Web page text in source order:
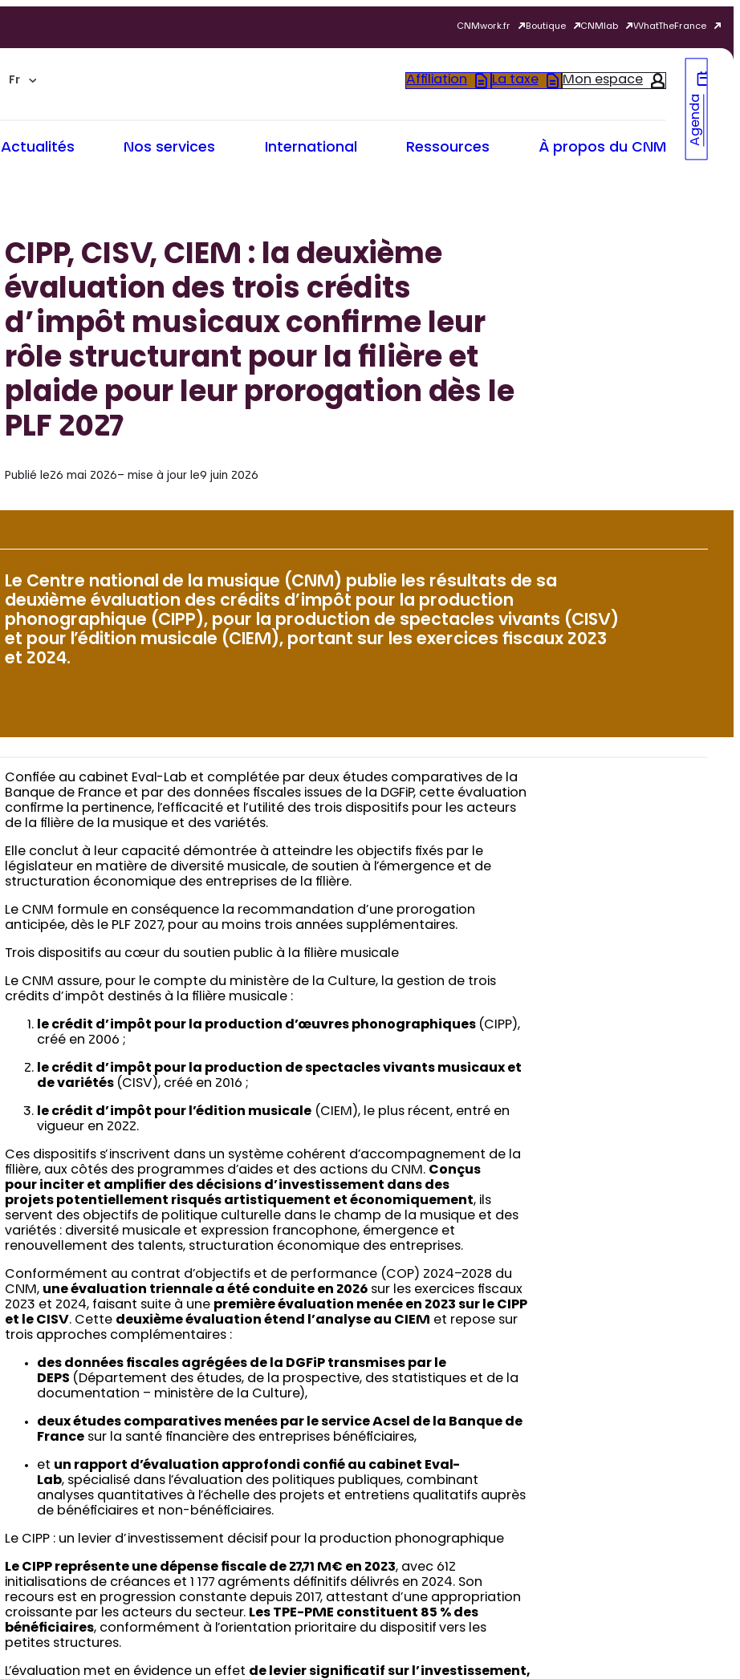
CNMwork.fr Boutique CNMlab WhatTheFrance
Fr Affiliation La taxe Mon espace
Actualités Nos services International Ressources À propos du CNM
Agenda
CIPP, CISV, CIEM : la deuxième
évaluation des trois crédits
d’impôt musicaux confirme leur
rôle structurant pour la filière et
plaide pour leur prorogation dès le
PLF 2027
Publié le26 mai 2026– mise à jour le9 juin 2026
Le Centre national de la musique (CNM) publie les résultats de sa
deuxième évaluation des crédits d’impôt pour la production
phonographique (CIPP), pour la production de spectacles vivants (CISV)
et pour l’édition musicale (CIEM), portant sur les exercices fiscaux 2023
et 2024.
Confiée au cabinet Eval-Lab et complétée par deux études comparatives de la
Banque de France et par des données fiscales issues de la DGFiP, cette évaluation
confirme la pertinence, l’efficacité et l’utilité des trois dispositifs pour les acteurs
de la filière de la musique et des variétés.
Elle conclut à leur capacité démontrée à atteindre les objectifs fixés par le
législateur en matière de diversité musicale, de soutien à l’émergence et de
structuration économique des entreprises de la filière.
Le CNM formule en conséquence la recommandation d’une prorogation
anticipée, dès le PLF 2027, pour au moins trois années supplémentaires.
Trois dispositifs au cœur du soutien public à la filière musicale
Le CNM assure, pour le compte du ministère de la Culture, la gestion de trois
crédits d’impôt destinés à la filière musicale :
le crédit d’impôt pour la production d’œuvres phonographiques (CIPP),
créé en 2006 ;
le crédit d’impôt pour la production de spectacles vivants musicaux et
de variétés (CISV), créé en 2016 ;
le crédit d’impôt pour l’édition musicale (CIEM), le plus récent, entré en
vigueur en 2022.
Ces dispositifs s’inscrivent dans un système cohérent d’accompagnement de la
filière, aux côtés des programmes d’aides et des actions du CNM. Conçus
pour inciter et amplifier des décisions d’investissement dans des
projets potentiellement risqués artistiquement et économiquement, ils
servent des objectifs de politique culturelle dans le champ de la musique et des
variétés : diversité musicale et expression francophone, émergence et
renouvellement des talents, structuration économique des entreprises.
Conformément au contrat d’objectifs et de performance (COP) 2024–2028 du
CNM, une évaluation triennale a été conduite en 2026 sur les exercices fiscaux
2023 et 2024, faisant suite à une première évaluation menée en 2023 sur le CIPP
et le CISV. Cette deuxième évaluation étend l’analyse au CIEM et repose sur
trois approches complémentaires :
des données fiscales agrégées de la DGFiP transmises par le
DEPS (Département des études, de la prospective, des statistiques et de la
documentation – ministère de la Culture),
deux études comparatives menées par le service Acsel de la Banque de
France sur la santé financière des entreprises bénéficiaires,
et un rapport d’évaluation approfondi confié au cabinet Eval-
Lab, spécialisé dans l’évaluation des politiques publiques, combinant
analyses quantitatives à l’échelle des projets et entretiens qualitatifs auprès
de bénéficiaires et non-bénéficiaires.
Le CIPP : un levier d’investissement décisif pour la production phonographique
Le CIPP représente une dépense fiscale de 27,71 M€ en 2023, avec 612
initialisations de créances et 1 177 agréments définitifs délivrés en 2024. Son
recours est en progression constante depuis 2017, attestant d’une appropriation
croissante par les acteurs du secteur. Les TPE-PME constituent 85 % des
bénéficiaires, conformément à l’orientation prioritaire du dispositif vers les
petites structures.
L’évaluation met en évidence un effet de levier significatif sur l’investissement,